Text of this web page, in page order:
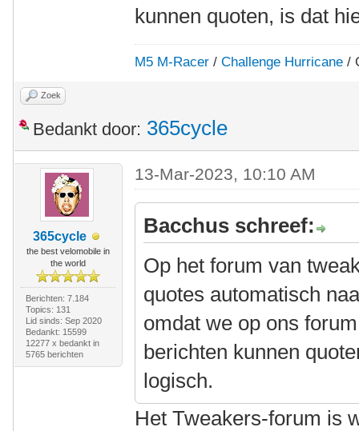
kunnen quoten, is dat
M5 M-Racer /Challenge Hurricane /
Zoek
Bedankt door: 365cycle
365cycle
the best velomobile in
the world
Berichten: 7.184
Topics: 131
Lid sinds: Sep 2020
Bedankt: 15599
12277 x bedankt in
5765 berichten
13-Mar-2023, 10:10 AM
Bacchus schreef:
Op het forum van
quotes automatisch
omdat we op ons
berichten kunnen
logisch.
Het Tweakers-forum is